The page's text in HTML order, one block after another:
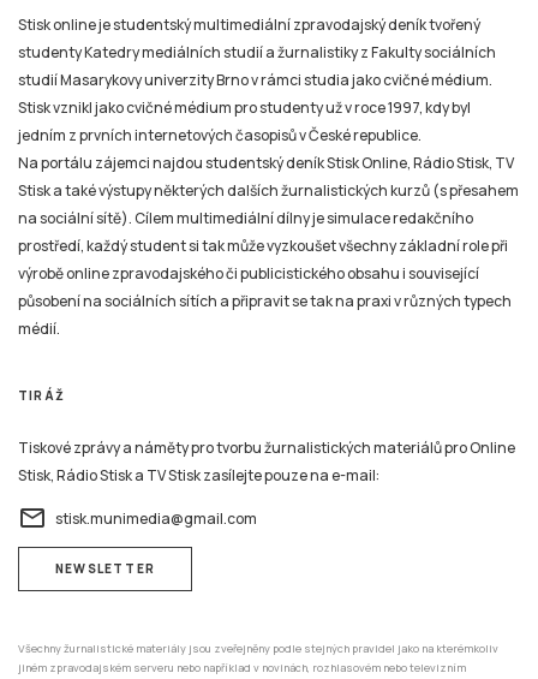
studií Masarykovy univerzity Brno v rámci studia jako cvičné médium.
Stisk vznikl jako cvičné médium pro studenty už v roce 1997, kdy byl
jedním z prvních internetových časopisů v České republice.
Na portálu zájemci najdou studentský deník Stisk Online, Rádio Stisk, TV
Stisk a také výstupy některých dalších žurnalistických kurzů (s přesahem
na sociální sítě). Cílem multimediální dílny je simulace redakčního
prostředí, každý student si tak může vyzkoušet všechny základní role při
výrobě online zpravodajského či publicistického obsahu i související
působení na sociálních sítích a připravit se tak na praxi v různých typech
médií.
TIRÁŽ
Tiskové zprávy a náměty pro tvorbu žurnalistických materiálů pro Online
email stisk.munimedia@gmail.com
NEWSLETTER
Všechny žurnalistické materiály jsou zveřejněny podle stejných pravidel jako na kterémkoliv
formě není možné nyní ani v budoucnu.